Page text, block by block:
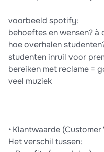
voorbeeld spotify:
behoeftes en wensen? à
hoe overhalen
studenten inruil voor
bereiken met reclame =
veel muziek
• Klantwaarde (Customer
Het verschil tussen: